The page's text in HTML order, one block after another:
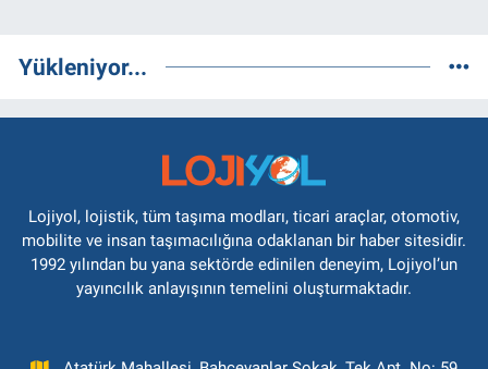
Yükleniyor...
Lojiyol, lojistik, tüm taşıma modları, ticari araçlar, otomotiv,
mobilite ve insan taşımacılığına odaklanan bir haber sitesidir.
1992 yılından bu yana sektörde edinilen deneyim, Lojiyol’un
yayıncılık anlayışının temelini oluşturmaktadır.